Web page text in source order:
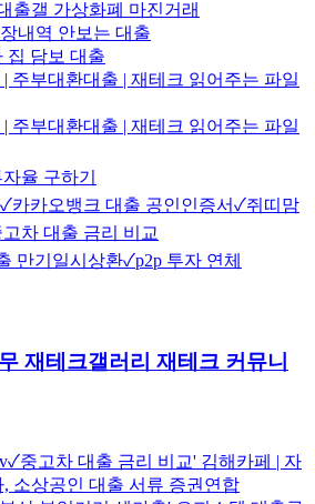
출갤 가상화폐 마진거래
내역 안보는 대출
집 담보 대출
주부대환대출 | 재테크 읽어주는 파일
주부대환대출 | 재테크 읽어주는 파일
율 구하기
카카오뱅크 대출 공인인증서✓쥐띠맘
차 대출 금리 비교
만기일시상환✓p2p 투자 연체
재테크갤러리 재테크 커뮤니
중고차 대출 금리 비교' 김해카페 | 자
소상공인 대출 서류 증권연합